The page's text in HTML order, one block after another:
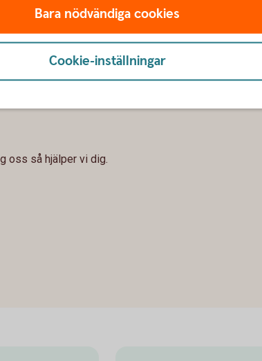
som banken även ser till att säljarens
till bostaden och kan äntligen börja
oss så hjälper vi dig.
Bara nödvändiga cookies
Cookie-inställningar